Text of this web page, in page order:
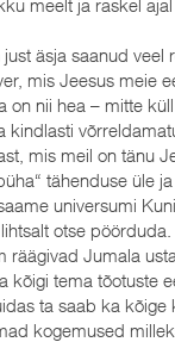
äsja saanud veel
mis Jeesus meie
on nii hea – mitte
kindlasti
mis meil on tänu
tähenduse üle
universumi
otse pöörduda.
räägivad Jumala
kõigi tema tõotuste
ta saab ka kõige
kogemused